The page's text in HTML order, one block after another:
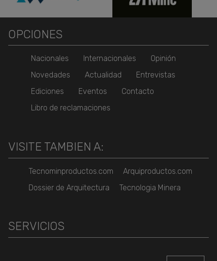
OPCIONES
Nacionales Internacionales
Opinión
Novedades
Actualidad
Entrevistas
Ediciones
Eventos
Contacto
Libro de reclamaciones
VISITE TAMBIEN A:
Tecnominproductos.com
Arquiproductos.com
Dossier de Arquitectura
Tecnologia Minera
SERVICIOS